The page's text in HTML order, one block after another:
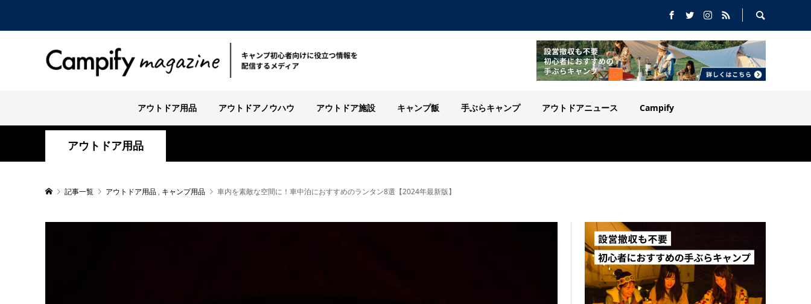
アウトドア用品 アウトドアノウハウ アウトドア施設 キャンプ飯 手ぶらキャンプ アウトドアニュース Campify
アウトドア用品
記事一覧 アウトドア用品 , キャンプ用品 車内を素敵な空間に！車中泊におすすめのランタン8選【2024年最新版】